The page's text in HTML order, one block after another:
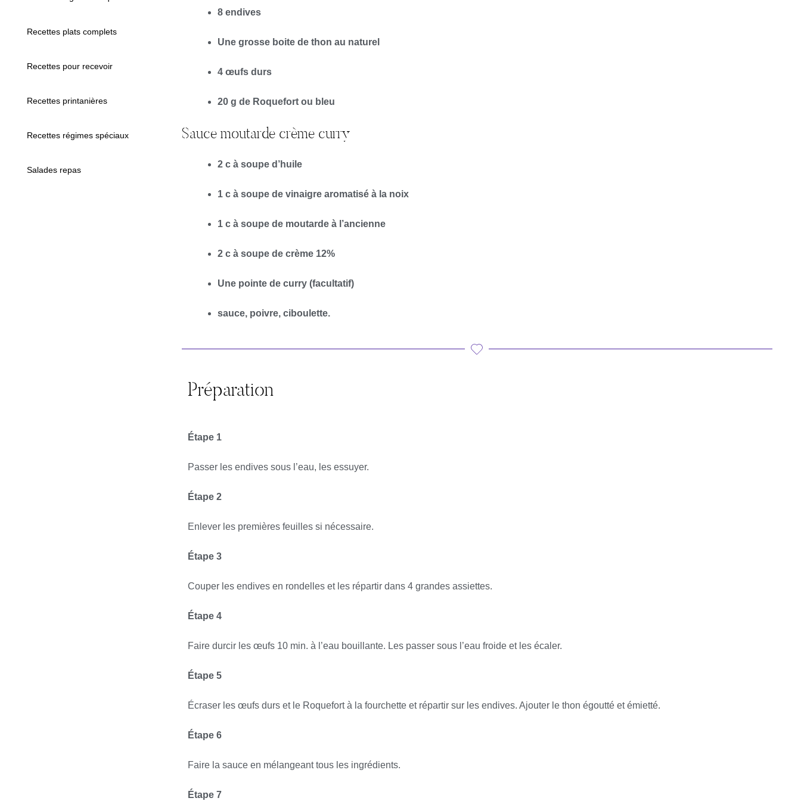
Recettes plats complets
Recettes pour recevoir
Recettes printanières
Recettes régimes spéciaux
Salades repas
8 endives
Une grosse boite de thon au naturel
4 œufs durs
20 g de Roquefort ou bleu
Sauce moutarde crème curry
2 c à soupe d’huile
1 c à soupe de vinaigre aromatisé à la noix
1 c à soupe de moutarde à l’ancienne
2 c à soupe de crème 12%
Une pointe de curry (facultatif)
sauce, poivre, ciboulette.
Préparation
Étape 1
Passer les endives sous l’eau, les essuyer.
Étape 2
Enlever les premières feuilles si nécessaire.
Étape 3
Couper les endives en rondelles et les répartir dans 4 grandes assiettes.
Étape 4
Faire durcir les œufs 10 min. à l’eau bouillante. Les passer sous l’eau froide et les écaler.
Étape 5
Écraser les œufs durs et le Roquefort à la fourchette et répartir sur les endives. Ajouter le thon égoutté et émietté.
Étape 6
Faire la sauce en mélangeant tous les ingrédients.
Étape 7